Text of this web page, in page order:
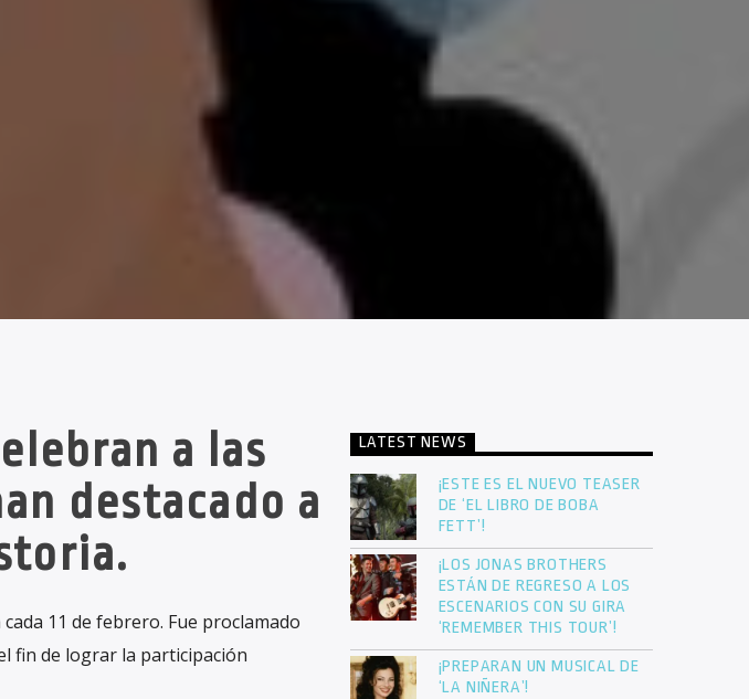
a las
destacado a
11 de febrero. Fue proclamado
fin de lograr la participación
LATEST NEWS
¡ESTE ES EL NUEVO TEASER
DE ‘EL LIBRO DE BOBA
FETT’!
¡LOS JONAS BROTHERS
ESTÁN DE REGRESO A LOS
ESCENARIOS CON SU GIRA
‘REMEMBER THIS TOUR’!
¡PREPARAN UN MUSICAL DE
‘LA NIÑERA’!